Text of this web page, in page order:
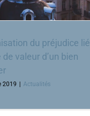
du préjudice lié
valeur d’un bien
2019 Actualités